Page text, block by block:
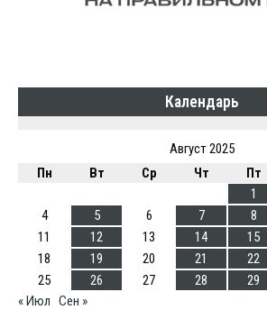
Календарь
Август 2025
Пн
Вт Ср Чт Пт
1
4
5 6 7 8
11
12 13 14 15
18
19 20 21 22
25
26 27 28 29
« Июл Сен »